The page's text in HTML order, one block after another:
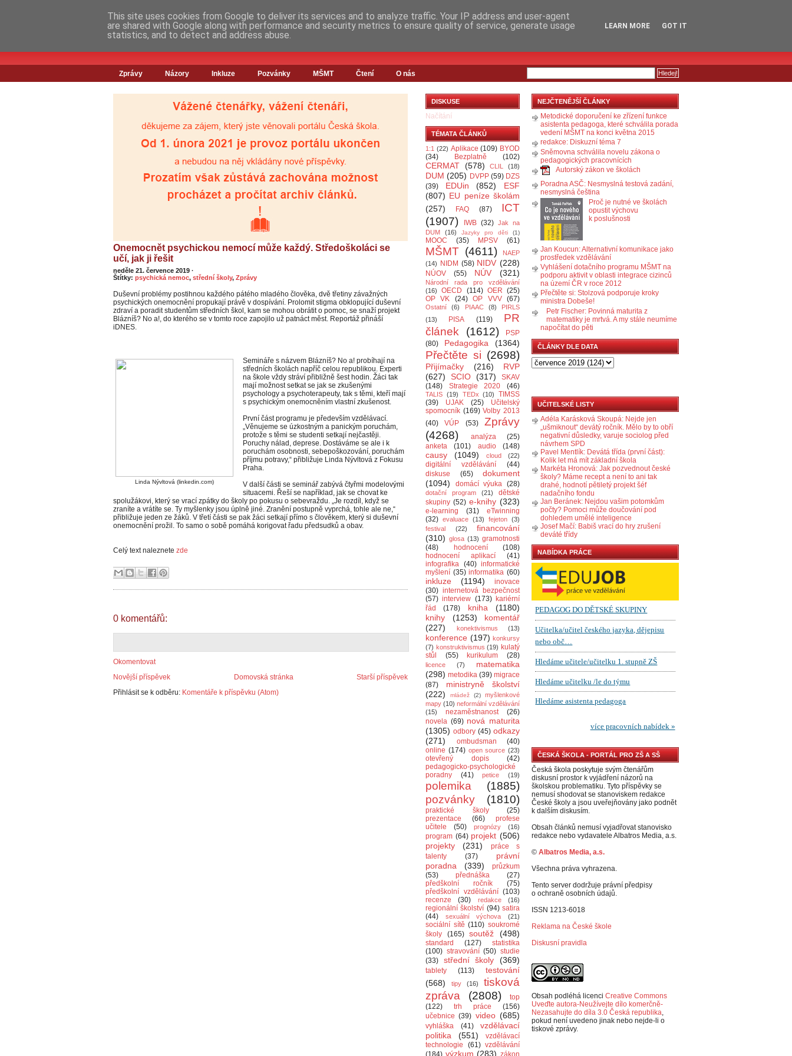
Zprávy Názory Inkluze Pozvánky MŠMT Čtení O nás
Onemocnět psychickou nemocí může každý. Středoškoláci se
učí, jak ji řešit
neděle 21. července 2019 ·
Štítky: psychická nemoc, střední školy, Zprávy
Duševní problémy postihnou každého pátého mladého člověka, dvě třetiny závažných
psychických onemocnění propukají právě v dospívání. Prolomit stigma obklopující duševní
zdraví a poradit studentům středních škol, kam se mohou obrátit o pomoc, se snaží projekt
Blázníš? No a!, do kterého se v tomto roce zapojilo už patnáct měst. Reportáž přináší
iDNES.
Linda Nývltová (linkedin.com)
Semináře s názvem Blázníš? No a! probíhají na
středních školách napříč celou republikou. Experti
na škole vždy stráví přibližně šest hodin. Žáci tak
mají možnost setkat se jak se zkušenými
psychology a psychoterapeuty, tak s těmi, kteří mají
s psychickým onemocněním vlastní zkušenost.
První část programu je především vzdělávací.
„Věnujeme se úzkostným a panickým poruchám,
protože s těmi se studenti setkají nejčastěji.
Poruchy nálad, deprese. Dostáváme se ale i k
poruchám osobnosti, sebepoškozování, poruchám
příjmu potravy,“ přibližuje Linda Nývltová z Fokusu
Praha.
V další části se seminář zabývá čtyřmi modelovými
situacemi. Řeší se například, jak se chovat ke
spolužákovi, který se vrací zpátky do školy po pokusu o sebevraždu. „Je rozdíl, když se
zraníte a vrátíte se. Ty myšlenky jsou úplně jiné. Zranění postupně vyprchá, tohle ale ne,“
přibližuje jeden ze žáků. V třetí části se pak žáci setkají přímo s člověkem, který si duševní
onemocnění prožil. To samo o sobě pomáhá korigovat řadu předsudků a obav.
Celý text naleznete zde
0 komentářů:
Okomentovat
Novější příspěvek
Starší příspěvek
Domovská stránka
Přihlásit se k odběru: Komentáře k příspěvku (Atom)
DISKUSE
Načítání
TÉMATA ČLÁNKŮ
1:1 (22) Aplikace (109) BYOD
(34)
Bezplatně (102)
CERMAT (578) CLIL (18)
DUM (205) DVPP (59) DZS
(39)
EDUin (852)
ESF
(807) EU peníze školám
(257)
FAQ (87)
ICT
(1907)
IWB (32) Jak na
DUM
(16) Jazyky pro děti (1)
MOOC (35) MPSV (61)
MŠMT (4611)
NAEP
(14)
NIDM (58) NIDV (228)
NÚOV (55) NÚV (321)
Národní rada pro vzdělávání
(16)
OECD (114) OER (25)
OP VK
(24) OP VVV (67)
Ostatní (6) PIAAC (8)
PIRLS
(13)
PISA (119)
PR
článek
(1612)
PSP
(80)
Pedagogika (1364)
Přečtěte si (2698)
Přijímačky (216)
RVP
(627)
SCIO (317)
SKAV
(148)
Strategie 2020 (46)
TALIS (19) TEDx (10)
TIMSS
(39)
UJAK (25)
Učitelský
spomocník (169) Volby 2013
(40)
VÚP (53)
Zprávy
(4268)
analýza
(25)
anketa
(101) audio (148)
causy (1049) cloud (22)
digitální vzdělávání
(44)
diskuse
(65)
dokument
(1094)
domácí výuka (28)
dotační program (21)
dětské
skupiny (52) e-knihy (323)
e-learning (31)
eTwinning
(32) evaluace (13) fejeton (3)
festival
(22)
financování
(310) glosa (13) gramotnosti
(48)
hodnocení
(108)
hodnocení aplikací
(41)
infografika (40) informatické
myšlení (35) informatika (60)
inkluze (1194)
inovace
(30) internetová bezpečnost
(57) interview (173) kariérní
řád
(178) kniha
(1180)
knihy
(1253)
komentář
(227)
konektivismus (13)
konference (197) konkursy
(7) konstruktivismus (19) kulatý
stůl
(55) kurikulum (28)
licence (7)
matematika
(298) metodika (39) migrace
(87)
ministryně školství
(222)
mládež (2)
myšlenkové
mapy (10) neformální vzdělávání
(15)
nezaměstnanost
(26)
novela (69) nová maturita
(1305) odbory (45) odkazy
(271)
ombudsman
(40)
online (174) open source (23)
otevřený dopis
(42)
pedagogicko-psychologické
poradny
(41) petice (19)
polemika
(1885)
pozvánky
(1810)
praktické školy
(25)
prezentace
(66)
profese
učitele
(50) prognózy (16)
program (64) projekt (506)
projekty
(231)
práce s
talenty
(37)
právní
poradna
(339)
průzkum
(53)
přednáška
(27)
předškolní ročník
(75)
předškolní vzdělávání (103)
recenze
(30) redakce (16)
regionální školství (94) satira
(44)
sexuální výchova (21)
sociální sítě (110) soukromé
školy
(165) soutěž (498)
standard (127)
statistika
(100) stravování (50) studie
(33)
střední školy (369)
tablety (113)
testování
(568)
tipy (16)
tisková
zpráva
(2808)
top
(122)
trh práce
(156)
učebnice (39) video (685)
vyhláška (41)
vzdělávací
politika
(551)
vzdělávací
technologie
(61) vzdělávání
(184) výzkum (283) zákon
NEJČTENĚJŠÍ ČLÁNKY
Metodické doporučení ke zřízení funkce
asistenta pedagoga, které schválila porada
vedení MŠMT na konci května 2015
redakce: Diskuzní téma 7
Sněmovna schválila novelu zákona o
pedagogických pracovnících
Autorský zákon ve školách
Poradna ASČ: Nesmyslná testová zadání,
nesmyslná čeština
Proč je nutné ve školách
opustit výchovu
k poslušnosti
Jan Koucun: Alternativní komunikace jako
prostředek vzdělávání
Vyhlášení dotačního programu MŠMT na
podporu aktivit v oblasti integrace cizinců
na území ČR v roce 2012
Přečtěte si: Stolzová podporuje kroky
ministra Dobeše!
Petr Fischer: Povinná maturita z
matematiky je mrtvá. A my stále neumíme
napočítat do pěti
ČLÁNKY DLE DATA
UČITELSKÉ LISTY
Adéla Karásková Skoupá: Nejde jen
„ušmiknout“ devátý ročník. Mělo by to obří
negativní důsledky, varuje sociolog před
návrhem SPD
Pavel Mentlík: Devátá třída (první část):
Kolik let má mít základní škola
Markéta Hronová: Jak pozvednout české
školy? Máme recept a není to ani tak
drahé, hodnotí pětiletý projekt šéf
nadačního fondu
Jan Beránek: Nejdou vašim potomkům
počty? Pomoci může doučování pod
dohledem umělé inteligence
Josef Mačí: Babiš vrací do hry zrušení
deváté třídy
NABÍDKA PRÁCE
ČESKÁ ŠKOLA - PORTÁL PRO ZŠ A SŠ
Česká škola poskytuje svým čtenářům
diskusní prostor k vyjádření názorů na
školskou problematiku. Tyto příspěvky se
nemusí shodovat se stanoviskem redakce
České školy a jsou uveřejňovány jako podnět
k dalším diskusím.
Obsah článků nemusí vyjadřovat stanovisko
redakce nebo vydavatele Albatros Media, a.s.
© Albatros Media, a.s.
Všechna práva vyhrazena.
Tento server dodržuje právní předpisy
o ochraně osobních údajů.
ISSN 1213-6018
Reklama na České škole
Diskusní pravidla
Obsah podléhá licenci Creative Commons
Uveďte autora-Neužívejte dílo komerčně-
Nezasahujte do díla 3.0 Česká republika,
pokud není uvedeno jinak nebo nejde-li o
tiskové zprávy.
This site uses cookies from Google to deliver its services and to analyze traffic. Your IP address and user-agent
are shared with Google along with performance and security metrics to ensure quality of service, generate usage
statistics, and to detect and address abuse.
LEARN MORE GOT IT